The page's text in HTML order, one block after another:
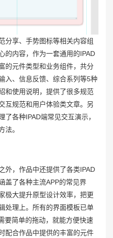
分享、手势图标等相关内容组
的内容，作为一套通用的IPAD
的元件类型和业务组件，共分
入、信息反馈、综合系列等5种
和使用说明，提供了很多规范
互规范和用户体验类文章。另
各种IPAD端常见交互演示，
法。
外，作品中还提供了各类IPAD
盖了各种主流APP的常见界
极大提升原型设计效率，把更
处理上。所有的界面模板已单
要简单的拖动，就能方便快速
配合作品中提供的丰富的元件